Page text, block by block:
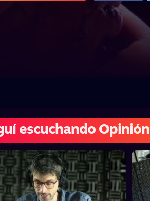
escuchando Opinión